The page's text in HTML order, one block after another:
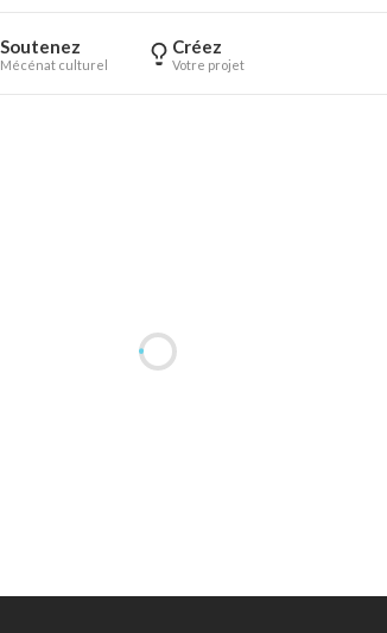
Soutenez
Mécénat culturel
Créez
Votre projet